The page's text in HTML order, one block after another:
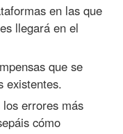
en las que
llegará en el
que se
existentes.
errores más
cómo